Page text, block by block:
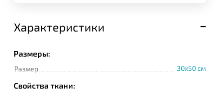
Характеристики
Размеры:
Размер 30x50 см
Свойства ткани: